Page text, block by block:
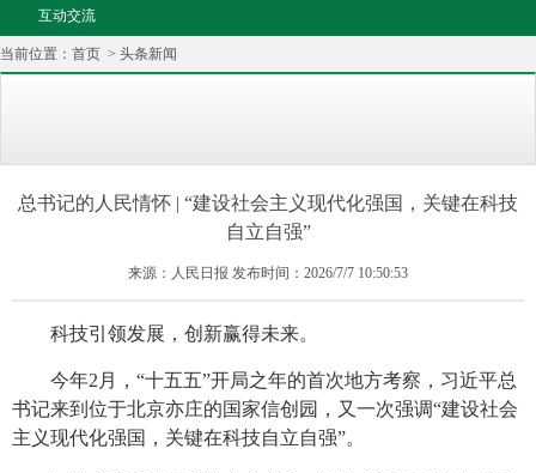
互动交流
当前位置： 首页 > 头条新闻
总书记的人民情怀 | “建设社会主义现代化强国，关键在科技
自立自强”
来源：人民日报 发布时间：2026/7/7 10:50:53
科技引领发展，创新赢得未来。
今年2月，“十五五”开局之年的首次地方考察，习近平总
书记来到位于北京亦庄的国家信创园，又一次强调“建设社会
主义现代化强国，关键在科技自立自强”。